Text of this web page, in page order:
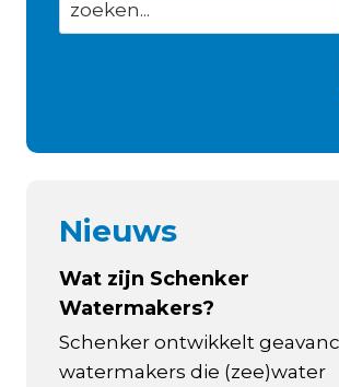
Nieuws
Wat zijn Schenker
Watermakers?
Schenker ontwikkelt
watermakers die (zee)water